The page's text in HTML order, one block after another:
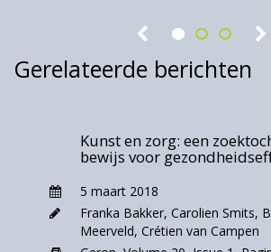
Nederland een studie te doen
ervaringen en de waarde van
samen met ouderen en
Onzegbare waarde
In de periode tussen 2019 en
onderzoeksgroep vanuit
Leyden Academy on Vitality and
tezamen met andere
Gerelateerde berichten
Kunst en zorg: een
bewijs voor
5 maart 2018
Franka Bakker, Carolien Smits,
Meerveld, Crétien van Campen